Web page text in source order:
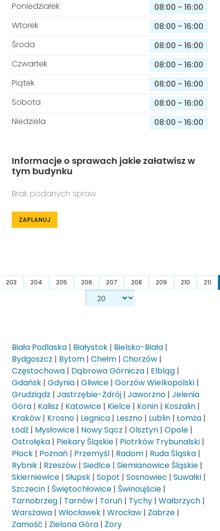
Poniedziałek 08:00 - 16:00
Wtorek
08:00 - 16:00
Środa
08:00 - 16:00
Czwartek
08:00 - 16:00
Piątek
08:00 - 16:00
Sobota
08:00 - 16:00
Niedziela
08:00 - 16:00
Informacje o sprawach jakie załatwisz w
tym budynku
Brak podanych spraw
ZAPLANUJ
203 204 205 206 207 208 209 210 211
Biała Podlaska | Białystok | Bielsko-Biała |
Bydgoszcz | Bytom | Chełm | Chorzów |
Częstochowa | Dąbrowa Górnicza | Elbląg |
Gdańsk | Gdynia | Gliwice | Gorzów Wielkopolski |
Grudziądz | Jastrzębie-Zdrój | Jaworzno | Jelenia
Góra | Kalisz | Katowice | Kielce | Konin | Koszalin |
Kraków | Krosno | Legnica | Leszno | Lublin | Łomża |
Łódź | Mysłowice | Nowy Sącz | Olsztyn | Opole |
Ostrołęka | Piekary Śląskie | Piotrków Trybunalski |
Płock | Poznań | Przemyśl | Radom | Ruda Śląska |
Rybnik | Rzeszów | Siedlce | Siemianowice Śląskie |
Skierniewice | Słupsk | Sopot | Sosnowiec | Suwałki |
Szczecin | Świętochłowice | Świnoujście |
Tarnobrzeg | Tarnów | Toruń | Tychy | Wałbrzych |
Warszawa | Włocławek | Wrocław | Zabrze |
Zamość | Zielona Góra | Żory